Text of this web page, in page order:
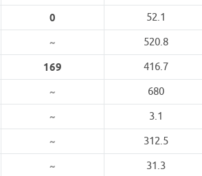
0 52.1
~ 520.8
169 416.7
~ 680
~ 3.1
~ 312.5
~ 31.3